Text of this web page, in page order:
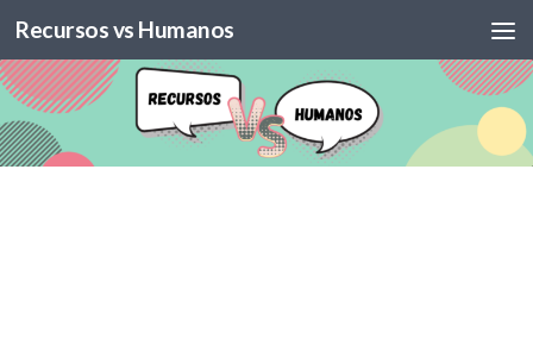
Skip to content
Recursos vs Humanos